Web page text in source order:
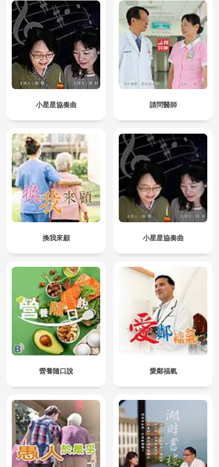
小星星協奏曲 請問醫師
換我來顧 小星星協奏曲
營養隨口說 愛鄰福氣